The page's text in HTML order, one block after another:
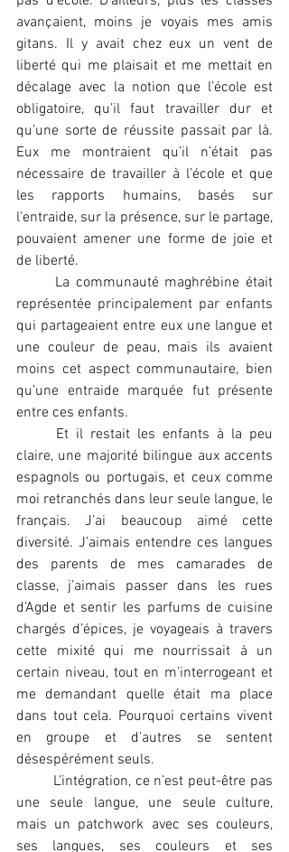
avançaient, moins je voyais mes amis
gitans. Il y avait chez eux un vent de
liberté qui me plaisait et me mettait en
décalage avec la notion que l’école est
obligatoire, qu’il faut travailler dur et
qu’une sorte de réussite passait par là.
Eux me montraient qu’il n’était pas
nécessaire de travailler à l’école et que
les rapports humains, basés sur
l’entraide, sur la présence, sur le partage,
pouvaient amener une forme de joie et
de liberté.
La communauté maghrébine était
représentée principalement par enfants
qui partageaient entre eux une langue et
une couleur de peau, mais ils avaient
moins cet aspect communautaire, bien
qu’une entraide marquée fut présente
entre ces enfants.
Et il restait les enfants à la peu
claire, une majorité bilingue aux accents
espagnols ou portugais, et ceux comme
moi retranchés dans leur seule langue, le
français. J’ai beaucoup aimé cette
diversité. J’aimais entendre ces langues
des parents de mes camarades de
classe, j’aimais passer dans les rues
d’Agde et sentir les parfums de cuisine
chargés d’épices, je voyageais à travers
cette mixité qui me nourrissait à un
certain niveau, tout en m’interrogeant et
me demandant quelle était ma place
dans tout cela. Pourquoi certains vivent
en groupe et d’autres se sentent
désespérément seuls.
L’intégration, ce n’est peut-être pas
une seule langue, une seule culture,
mais un patchwork avec ses couleurs,
ses langues, ses couleurs et ses